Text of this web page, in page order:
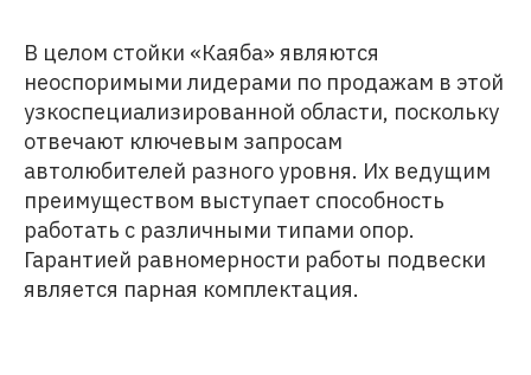
В целом стойки «Каяба» являются
неоспоримыми лидерами по продажам в этой
узкоспециализированной области, поскольку
отвечают ключевым запросам
автолюбителей разного уровня. Их ведущим
преимуществом выступает способность
работать с различными типами опор.
Гарантией равномерности работы подвески
является парная комплектация.